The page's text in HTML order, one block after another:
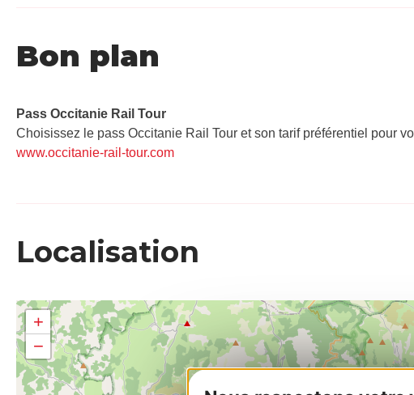
Bon plan
Pass Occitanie Rail Tour​
Choisissez le pass Occitanie Rail Tour et son tarif préférentiel pour
www.occitanie-rail-tour.com
Localisation
+
−